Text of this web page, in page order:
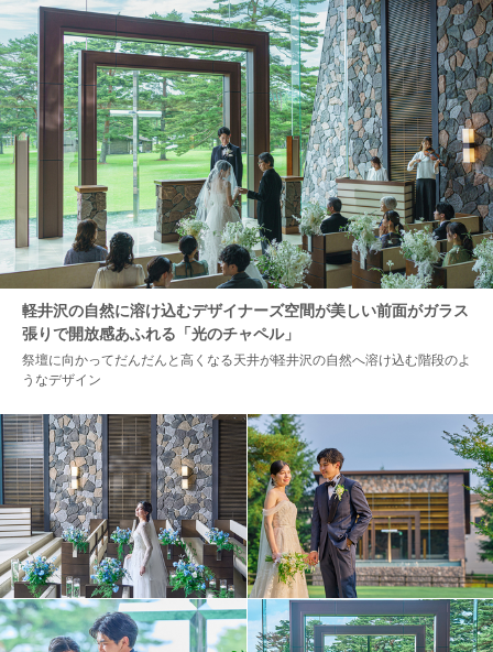
軽井沢の自然に溶け込むデザイナーズ空間が美しい前面がガラス
張りで開放感あふれる「光のチャペル」
祭壇に向かってだんだんと高くなる天井が軽井沢の自然へ溶け込む階段のよ
うなデザイン